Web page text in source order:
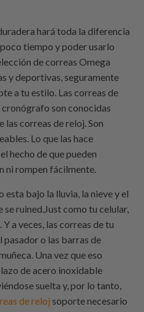
hará toda la diferencia
tiempo y poder usarlo
de correas Omega
y deportivas, seguramente
a tu estilo. Las correas de
son conocidas
correas de reloj. Son
Lo que las hace
hecho de que pueden
ni rompen fácilmente.
esta bajo la lluvia, la nieve y el
ruined.Just como tu celular,
a veces, las correas de tu
pasador o las barras de
Una vez que eso
de acero inoxidable
suelta y, por lo tanto,
de reloj soporte necesario